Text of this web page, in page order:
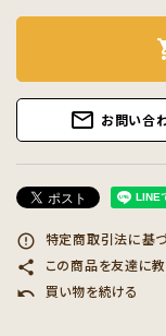
mail_outline お問い合
error_outline 特定商取引法に基
share この商品を友達に教
undo 買い物を続ける